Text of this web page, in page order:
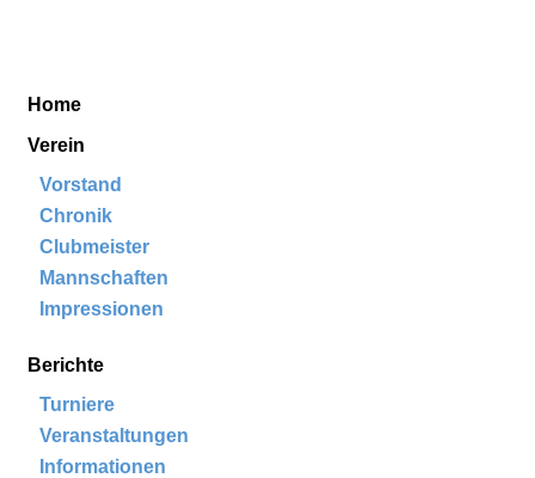
Home
Verein
Vorstand
Chronik
Clubmeister
Mannschaften
Impressionen
Berichte
Turniere
Veranstaltungen
Informationen